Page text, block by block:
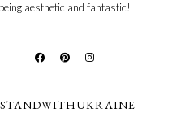
being aesthetic and fantastic!